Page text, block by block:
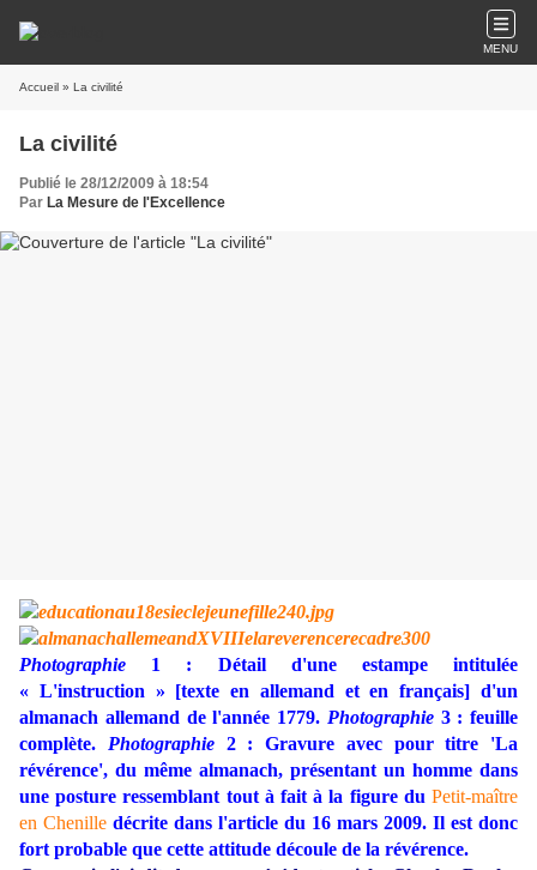
MENU
Accueil » La civilité
La civilité
Publié le 28/12/2009 à 18:54
Par La Mesure de l'Excellence
Photographie 1 : Détail d'une estampe intitulée
« L'instruction » [texte en allemand et en français] d'un
almanach allemand de l'année 1779. Photographie3 : feuille
complète. Photographie2 : Gravure avec pour titre 'La
révérence', du même almanach, présentant un homme dans
une posture ressemblant tout à fait à la figure du Petit-maître
en Chenille décrite dans l'article du 16 mars 2009. Il est donc
fort probable que cette attitude découle de la révérence.